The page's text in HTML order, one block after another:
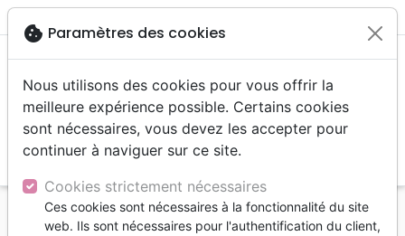
menu
Accueil Jeunesse Journal top secret de Théo (Le)
cookie Paramètres des cookies
Nous utilisons des cookies pour vous offrir la
meilleure expérience possible. Certains cookies
sont nécessaires, vous devez les accepter pour
continuer à naviguer sur ce site.
Cookies strictement nécessaires
Ces cookies sont nécessaires à la fonctionnalité du site
web. Ils sont nécessaires pour l'authentification du client,